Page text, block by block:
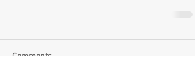
Comments